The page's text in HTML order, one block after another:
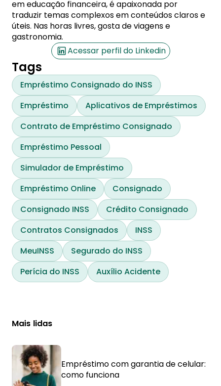
em educação financeira, é apaixonada por
traduzir temas complexos em conteúdos claros e
úteis. Nas horas livres, gosta de viagens e
gastronomia.
Acessar perfil do Linkedin
Tags
Empréstimo Consignado do INSS
Empréstimo
Aplicativos de Empréstimos
Contrato de Empréstimo Consignado
Empréstimo Pessoal
Simulador de Empréstimo
Empréstimo Online
Consignado
Consignado INSS
Crédito Consignado
Contratos Consignados
INSS
MeuINSS
Segurado do INSS
Perícia do INSS
Auxílio Acidente
Mais lidas
Empréstimo com garantia de celular:
como funciona